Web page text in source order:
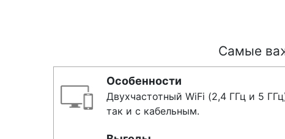
Самые
Особенности
Двухчастотный WiFi (2,4 ГГц и 5
так и с кабельным.